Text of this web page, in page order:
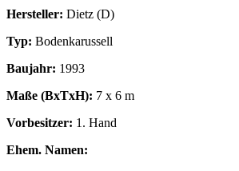
Hersteller: Dietz (D)
Typ: Bodenkarussell
Baujahr: 1993
Maße (BxTxH): 7 x 6 m
Vorbesitzer: 1. Hand
Ehem. Namen: